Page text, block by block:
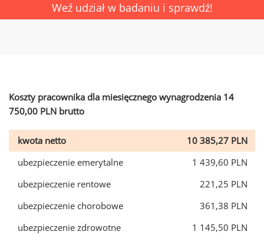
Weź udział w badaniu i sprawdź!
Koszty pracownika dla miesięcznego wynagrodzenia 14
750,00 PLN brutto
kwota netto
10 385,27 PLN
ubezpieczenie emerytalne
1 439,60 PLN
ubezpieczenie rentowe
221,25 PLN
ubezpieczenie chorobowe
361,38 PLN
ubezpieczenie zdrowotne
1 145,50 PLN